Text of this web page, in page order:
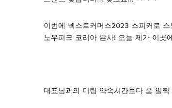
이번에 넥스트커머스2023 스피커로
노우피크 코리아 본사! 오늘 제가 이곳
대표님과의 미팅 약속시간보다 좀 일